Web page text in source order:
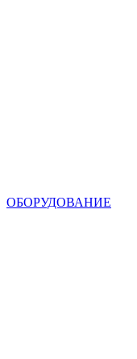
ОБОРУДОВАНИЕ